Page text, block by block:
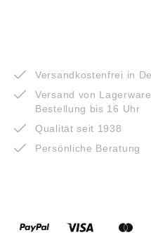
Versandkostenfrei in
Versand von
Bestellung bis 16 Uhr
Qualität seit 1938
Persönliche Beratung